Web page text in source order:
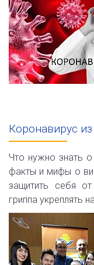
Коронавирус
Что нужно знать
факты и мифы о
защитить себя
гриппа укреплять